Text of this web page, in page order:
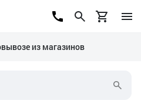
из магазинов